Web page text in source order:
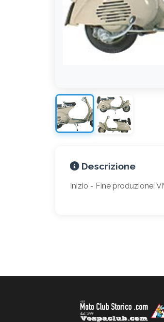
Descrizione
Inizio - Fine produzione: